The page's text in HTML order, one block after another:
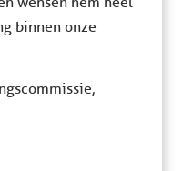
binnen onze